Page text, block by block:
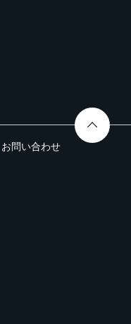
お問い合わせ